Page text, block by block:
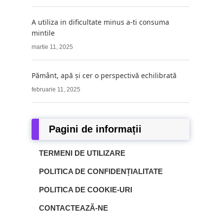
A utiliza in dificultate minus a-ti consuma
mintile
martie 11, 2025
Pământ, apă și cer o perspectivă echilibrată
februarie 11, 2025
Pagini de informații
TERMENI DE UTILIZARE
POLITICA DE CONFIDENȚIALITATE
POLITICA DE COOKIE-URI
CONTACTEAZĂ-NE